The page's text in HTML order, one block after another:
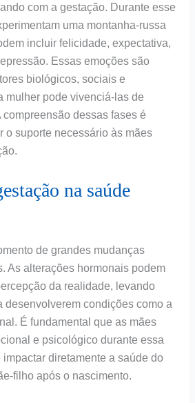
com a gestação. Durante esse
uma montanha-russa
incluir felicidade, expectativa,
Essas emoções são
biológicos, sociais e
mulher pode vivenciá-las de
compreensão dessas fases é
o suporte necessário às mães
na saúde
de grandes mudanças
As alterações hormonais podem
da realidade, levando
desenvolverem condições como a
É fundamental que as mães
e psicológico durante essa
diretamente a saúde do
filho após o nascimento.